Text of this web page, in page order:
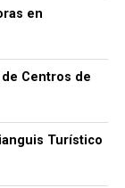
en
Centros de
Turístico